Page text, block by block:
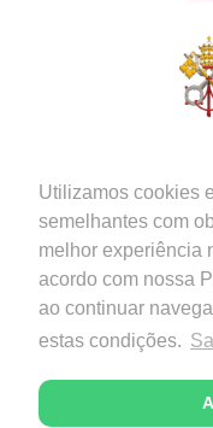
Utilizamos cookies
semelhantes com
melhor experiência
acordo com nossa
ao continuar
estas condições.
Copyright © 2026